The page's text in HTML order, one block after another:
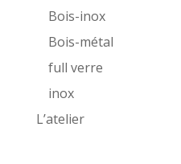
Bois-inox
Bois-métal
full verre
inox
L’atelier